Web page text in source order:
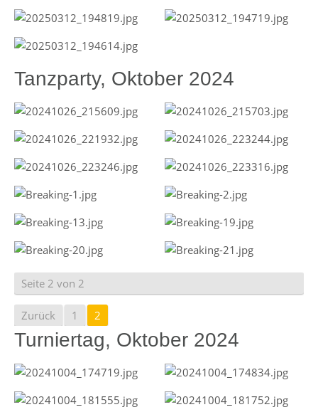
Tanzparty, Oktober 2024
Seite 2 von 2
Zurück 1 2
Turniertag, Oktober 2024